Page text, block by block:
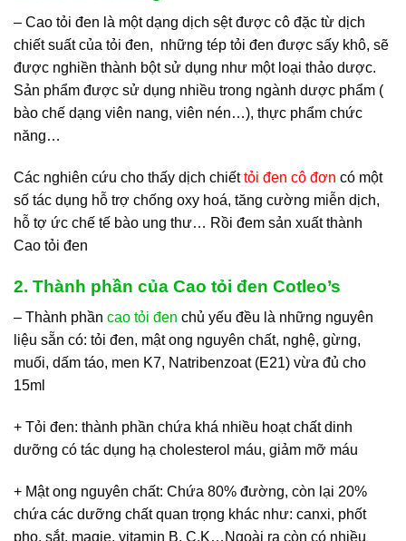
– Cao tỏi đen là một dạng dịch sệt được cô đặc từ dịch
chiết suất của tỏi đen, những tép tỏi đen được sấy khô, sẽ
được nghiền thành bột sử dụng như một loại thảo dược.
Sản phẩm được sử dụng nhiều trong ngành dược phẩm (
bào chế dạng viên nang, viên nén…), thực phẩm chức
năng…
Các nghiên cứu cho thấy dịch chiếttỏi đen cô đơn có một
số tác dụng hỗ trợ chống oxy hoá, tăng cường miễn dịch,
hỗ tợ ức chế tế bào ung thư… Rồi đem sản xuất thành
Cao tỏi đen
2. Thành phần của Cao tỏi đen Cotleo’s
– Thành phần cao tỏi đen chủ yếu đều là những nguyên
liệu sẵn có: tỏi đen, mật ong nguyên chất, nghệ, gừng,
muối, dấm táo, men K7, Natribenzoat (E21) vừa đủ cho
15ml
+ Tỏi đen: thành phần chứa khá nhiều hoạt chất dinh
dưỡng có tác dụng hạ cholesterol máu, giảm mỡ máu
+ Mật ong nguyên chất: Chứa 80% đường, còn lại 20%
chứa các dưỡng chất quan trọng khác như: canxi, phốt
pho, sắt, magie, vitamin B, C,K…Ngoài ra còn có nhiều